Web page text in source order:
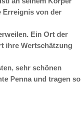
Erreignis von der
Ein Ort der
ihre Wertschätzung
sehr schönen
Penna und tragen so